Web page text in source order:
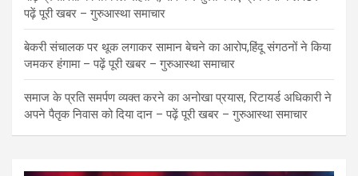
पढ़ें पूरी खबर – गुरुआस्था समाचार
बेकरी संचालक पर थूक लगाकर सामान बेचने का आरोप,हिंदू संगठनों ने किया
जमकर हंगामा – पढ़ें पूरी खबर – गुरुआस्था समाचार
समाज के प्रति समर्पण व्यक्त करने का अनोखा प्रयास, रिटायर्ड अधिकारी ने
अपने पैतृक निवास को दिया दान – पढ़ें पूरी खबर – गुरुआस्था समाचार